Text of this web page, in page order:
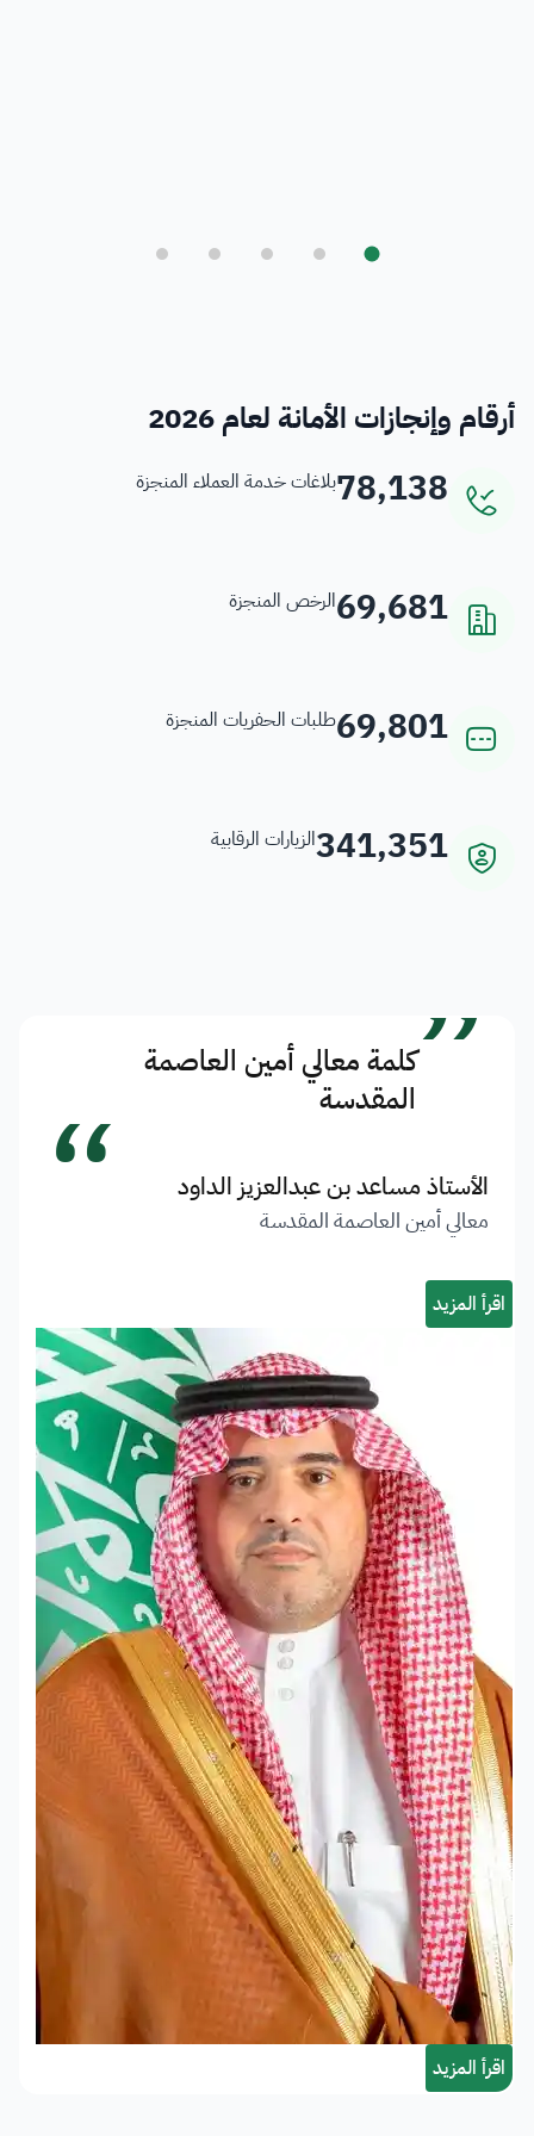
أرقام وإنجازات الأمانة لعام 2026
78,138بلاغات خدمة العملاء المنجزة
69,681الرخص المنجزة
69,801طلبات الحفريات المنجزة
341,351الزيارات الرقابية
”كلمة معالي أمين العاصمة
المقدسة
الأستاذ مساعد بن عبدالعزيز الداود
معالي أمين العاصمة المقدسة “